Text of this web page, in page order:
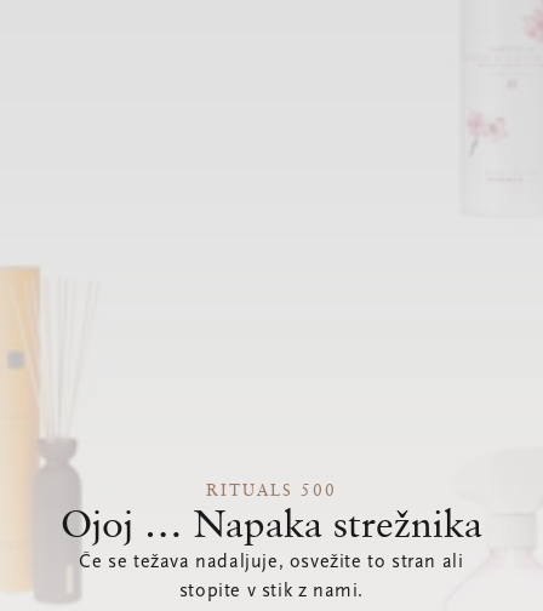
RITUALS 500
Ojoj … Napaka strežnika
Če se težava nadaljuje, osvežite to stran ali
stopite v stik z nami.